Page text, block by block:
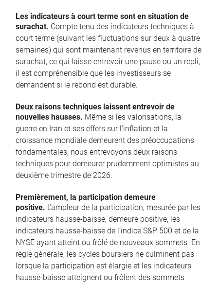
Les indicateurs à court terme sont en situation de
surachat. Compte tenu des indicateurs techniques à
court terme (suivant les fluctuations sur deux à quatre
semaines) qui sont maintenant revenus en territoire de
surachat, ce qui laisse entrevoir une pause ou un repli,
il est compréhensible que les investisseurs se
demandent si le rebond est durable.
Deux raisons techniques laissent entrevoir de
nouvelles hausses. Même si les valorisations, la
guerre en Iran et ses effets sur l’inflation et la
croissance mondiale demeurent des préoccupations
fondamentales, nous entrevoyons deux raisons
techniques pour demeurer prudemment optimistes au
deuxième trimestre de 2026.
Premièrement, la participation demeure
positive. L’ampleur de la participation, mesurée par les
indicateurs hausse-baisse, demeure positive, les
indicateurs hausse-baisse de l’indice S&P 500 et de la
NYSE ayant atteint ou frôlé de nouveaux sommets. En
règle générale, les cycles boursiers ne culminent pas
lorsque la participation est élargie et les indicateurs
hausse-baisse atteignent ou frôlent des sommets